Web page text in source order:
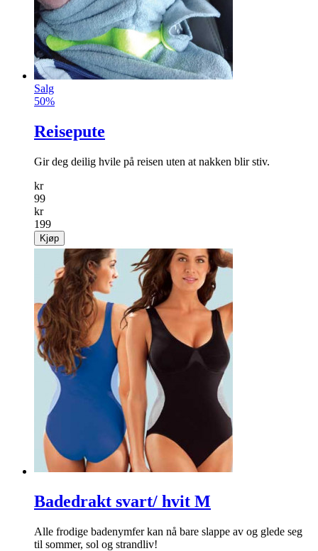
Salg
50%
Reisepute
Gir deg deilig hvile på reisen uten at nakken blir stiv.
kr
99
kr
199
Kjøp
Badedrakt svart/ hvit M
Alle frodige badenymfer kan nå bare slappe av og glede seg
til sommer, sol og strandliv!